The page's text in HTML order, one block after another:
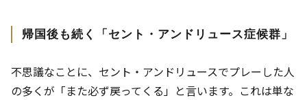
帰国後も続く「セント・アンドリュース症候群」
不思議なことに、セント・アンドリュースでプレーした人
の多くが「また必ず戻ってくる」と言います。これは単な